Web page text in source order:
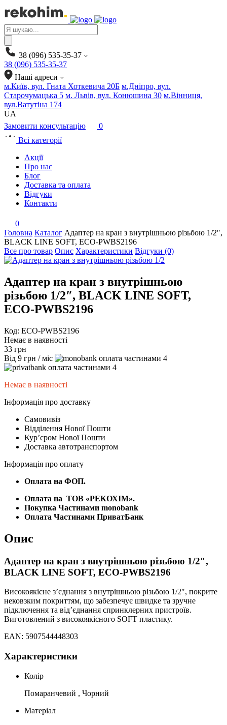
Products
search
38 (096) 535-35-37
38 (096) 535-35-37
Наші адреси
м.Київ, вул. Гната Хоткевича 20Б м.Дніпро, вул.
Старочумацька 5 м. Львів, вул. Конюшина 30 м.Вінниця,
вул.Ватутіна 174
UA
Замовити консультацію
0
Всі категорії
Акції
Про нас
Блог
Доставка та оплата
Відгуки
Контакти
0
Головна Каталог Адаптер на кран з внутрішньою різьбою 1/2″,
BLACK LINE SOFT, ECO-PWBS2196
Все про товар Опис Характеристики Відгуки (0)
Адаптер на кран з внутрішньою
різьбою 1/2″, BLACK LINE SOFT,
ECO-PWBS2196
Код: ECO-PWBS2196
Немає в наявності
33 грн
Від 9 грн / міс
4
4
Немає в наявності
Інформація про доставку
Самовивіз
Відділення Нової Пошти
Курʼєром Нової Пошти
Доставка автотранспортом
Інформація про оплату
Оплата на ФОП.
Оплата на ТОВ «РЕКОХІМ».
Покупка Частинами monobank
Оплата Частинами ПриватБанк
Опис
Адаптер на кран з внутрішньою різьбою 1/2″,
BLACK LINE SOFT, ECO-PWBS2196
Високоякісне з’єднання з внутрішньою різьбою 1/2″, покрите
нековзким покриттям, що забезпечує швидке та зручне
підключення та від’єднання спринклерних пристроїв.
Виготовлений з високоякісного SOFT пластику.
EAN: 5907544448303
Характеристики
Колір
Помаранчевий , Чорний
Матеріал